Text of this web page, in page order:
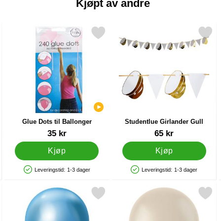
Kjøpt av andre
favoritt
Glue Dots til Ballonger
Varenummer 22428
35 kr
Kjøp
Produkttilgjengelighet: På lager
Leveringstid: 1-3 dager
Merk glue Dots til Ballonger som favoritt
Studentlue Girlander Gull
Varenummer 42133
65 kr
Kjøp
Produkttilgjengelighet: På lager
Leveringstid: 1-3 dager
Merk studentlue Girlander
som favoritt
Merk blå Mini Chrome Ballonger som favorittMerk latexballonger Beige